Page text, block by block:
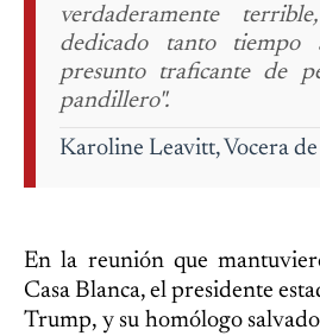
verdaderamente
dedicado tanto
presunto traficante de
pandillero".
Karoline Leavitt,Vocera
En la reunión que
Casa Blanca, el presidente
Trump, y su homólogo